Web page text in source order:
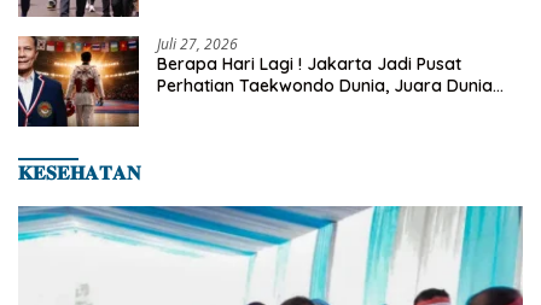
Juli 27, 2026
Berapa Hari Lagi ! Jakarta Jadi Pusat
Perhatian Taekwondo Dunia, Juara Dunia
𝐊𝐄𝐒𝐄𝐇𝐀𝐓𝐀𝐍